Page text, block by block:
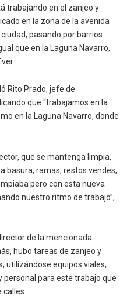
trabajando en el zanjeo y
en la zona de la avenida
pasando por barrios
que en la Laguna Navarro,
Rito Prado, jefe de
que “trabajamos en la
en la Laguna Navarro, donde
que se mantenga limpia,
basura, ramas, restos vendes,
pero con esta nueva
nuestro ritmo de trabajo”,
de la mencionada
hubo tareas de zanjeo y
utilizándose equipos viales,
para este trabajo que
calles.